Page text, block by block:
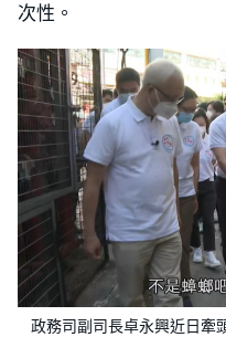
次性。
政務司副司長卓永興近日牽